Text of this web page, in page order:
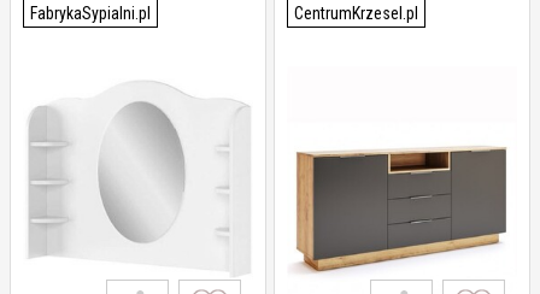
FabrykaSypialni.pl CentrumKrzesel.pl